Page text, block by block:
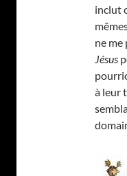
inclut
ne me
Jésus
à leur